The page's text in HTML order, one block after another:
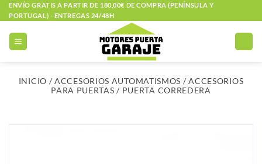
Saltar
al
contenido
ENVÍO GRATIS A PARTIR DE 180,00€ DE COMPRA (PENÍNSULA Y
PORTUGAL) - ENTREGAS 24/48H
INICIO / ACCESORIOS AUTOMATISMOS / ACCESORIOS
PARA PUERTAS / PUERTA CORREDERA